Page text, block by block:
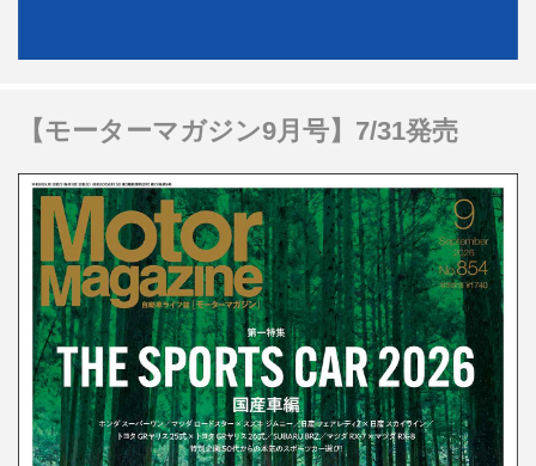
【モーターマガジン9月号】7/31発売